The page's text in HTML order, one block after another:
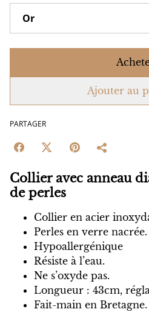
Ajouter au
PARTAGER
Collier avec anneau
de perles
Collier en acier
Perles en verre nacrée.
Hypoallergénique
Résiste à l’eau.
Ne s’oxyde pas.
Longueur : 43cm,
Fait-main en Bretagne.